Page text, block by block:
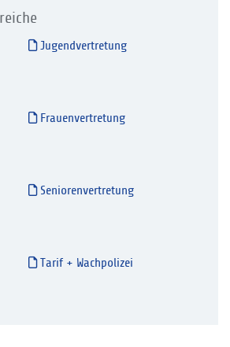
Jugendvertretung
Frauenvertretung
Seniorenvertretung
Tarif + Wachpolizei